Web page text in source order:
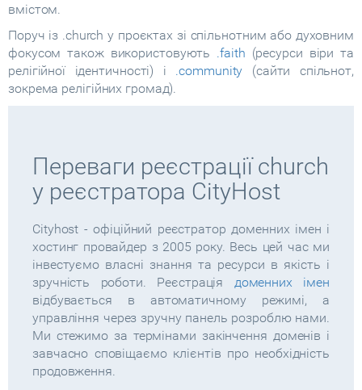
вмістом.
Поруч із .church у проєктах зі спільнотним або духовним
фокусом також використовують .faith (ресурси віри та
релігійної ідентичності) і .community (сайти спільнот,
зокрема релігійних громад).
Переваги реєстрації church
у реєстратора CityHost
Cityhost - офіційний реєстратор доменних імен і
хостинг провайдер з 2005 року. Весь цей час ми
інвестуємо власні знання та ресурси в якість і
зручність роботи. Реєстрація доменних імен
відбувається в автоматичному режимі, а
управління через зручну панель розроблю нами.
Ми стежимо за термінами закінчення доменів і
завчасно сповіщаємо клієнтів про необхідність
продовження.